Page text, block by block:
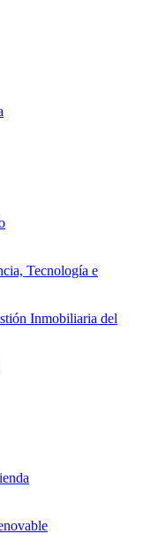
Tecnología e
Inmobiliaria del